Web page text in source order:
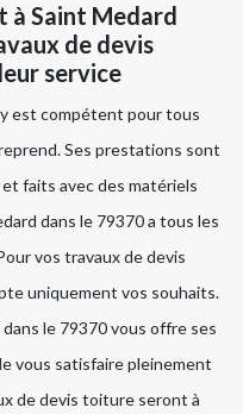
à Saint Medard
de devis
service
est compétent pour tous
Ses prestations sont
faits avec des matériels
dans le 79370 a tous les
vos travaux de devis
uniquement vos souhaits.
le 79370 vous offre ses
vous satisfaire pleinement
de devis toiture seront à